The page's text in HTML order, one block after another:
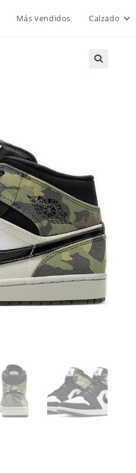
Más vendidos Calzado